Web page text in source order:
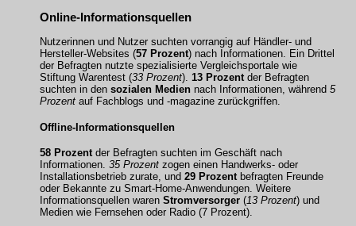
Online-Informationsquellen
Nutzerinnen und Nutzer suchten vorrangig auf Händler- und
Hersteller-Websites (57 Prozent) nach Informationen. Ein Drittel
der Befragten nutzte spezialisierte Vergleichsportale wie
Stiftung Warentest (33 Prozent). 13 Prozentder Befragten
suchten in den sozialen Medien nach Informationen, während 5
Prozent auf Fachblogs und -magazine zurückgriffen.
Offline-Informationsquellen
58 Prozent der Befragten suchten im Geschäft nach
Informationen. 35 Prozent zogen einen Handwerks- oder
Installationsbetrieb zurate, und 29 Prozent befragten Freunde
oder Bekannte zu Smart-Home-Anwendungen. Weitere
Informationsquellen waren Stromversorger (13 Prozent) und
Medien wie Fernsehen oder Radio (7 Prozent).